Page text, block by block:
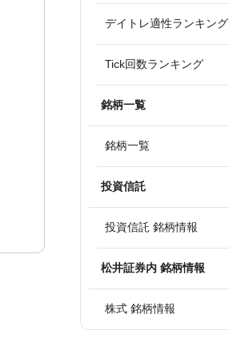
デイトレ適性ランキング
Tick回数ランキング
銘柄一覧
銘柄一覧
投資信託
投資信託 銘柄情報
松井証券内 銘柄情報
株式 銘柄情報